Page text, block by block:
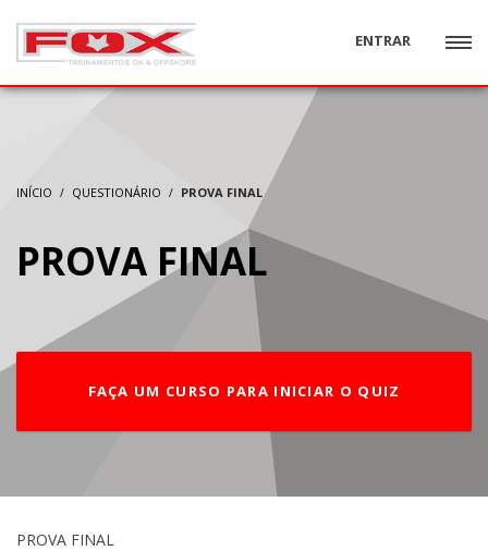
ENTRAR
INÍCIO QUESTIONÁRIO PROVA FINAL
PROVA FINAL
FAÇA UM CURSO PARA INICIAR O QUIZ
PROVA FINAL